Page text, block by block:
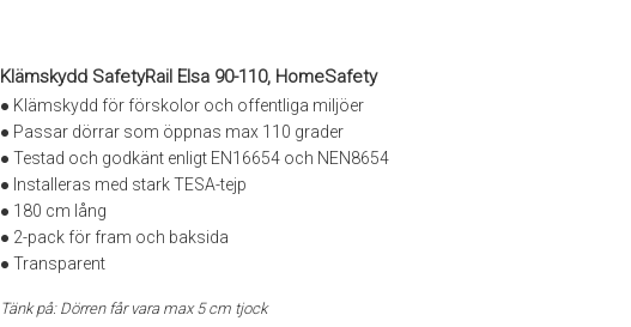
Klämskydd SafetyRail Elsa 90-110, HomeSafety
● Klämskydd för förskolor och offentliga miljöer
● Passar dörrar som öppnas max 110 grader
● Testad och godkänt enligt EN16654 och NEN8654
● Installeras med stark TESA-tejp
● 180 cm lång
● 2-pack för fram och baksida
● Transparent
Tänk på: Dörren får vara max 5 cm tjock